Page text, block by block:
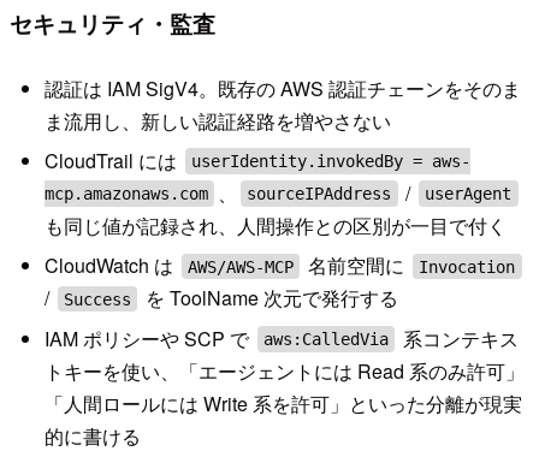
セキュリティ・監査
認証は IAM SigV4。既存の AWS 認証チェーンをそのま
ま流用し、新しい認証経路を増やさない
CloudTrail には
userIdentity.invokedBy = aws-
mcp.amazonaws.com
、 sourceIPAddress / userAgent
も同じ値が記録され、人間操作との区別が一目で付く
CloudWatch は
AWS/AWS-MCP 名前空間に Invocation
/ Success
を ToolName 次元で発行する
IAM ポリシーや SCP で
aws:CalledVia
系コンテキス
トキーを使い、「エージェントには Read 系のみ許可」
「人間ロールには Write 系を許可」といった分離が現実
的に書ける